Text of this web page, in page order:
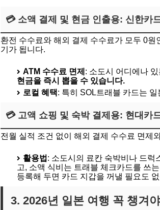
💳 소액 결제 및 현금 인출용: 신한카
환전 수수료와 해외 결제 수수료가 모두 0
기가 됩니다.
ATM 수수료 면제 : 소도시 어디에나
현금을 즉시 뽑을 수 있습니다.
로컬 혜택: 특히 SOL트래블 카드는
💳 고액 쇼핑 및 숙박 결제용: 현대카
전월 실적 조건 없이 해외 결제 수수료 면제
활용법 : 소도시의 료칸 숙박비나 드럭
고, 소액 식비는 트래블 체크카드를 쓰
등록해 두면 카드 지갑을 꺼낼 필요도
3. 2026년 일본 여행 꼭 챙겨